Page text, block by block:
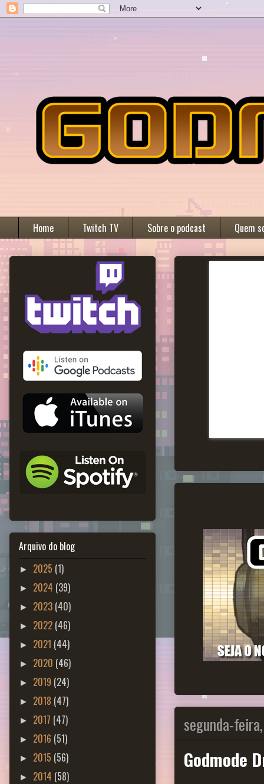
Home Twitch TV Sobre o podcast Quem
segunda-
Godmode
Arquivo do blog
► 2025 (1)
► 2024 (39)
► 2023 (40)
► 2022 (46)
► 2021 (44)
► 2020 (46)
► 2019 (24)
► 2018 (47)
► 2017 (47)
► 2016 (51)
► 2015 (56)
► 2014 (58)